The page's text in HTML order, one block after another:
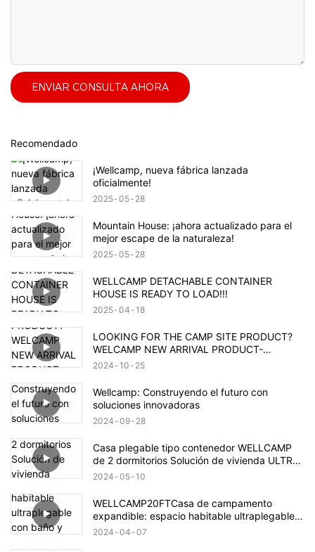
ENVIAR CONSULTA AHORA
Recomendado
¡Wellcamp, nueva fábrica lanzada
oficialmente!
2025 05 28
Mountain House: ¡ahora actualizado para el
mejor escape de la naturaleza!
2025 05 28
WELLCAMP DETACHABLE CONTAINER
HOUSE IS READY TO LOAD!!!
2025 04 18
LOOKING FOR THE CAMP SITE PRODUCT?
WELCAMP NEW ARRIVAL PRODUCT-
MOUNTAIN HOUSE!!!MEET YOUR NEED!!!
2024 10 25
Wellcamp: Construyendo el futuro con
soluciones innovadoras
2024 09 28
Casa plegable tipo contenedor WELLCAMP
de 2 dormitorios Solución de vivienda ULTRA
después de las inundaciones en Brasil
2024 05 10
WELLCAMP20FTCasa de campamento
expandible: espacio habitable ultraplegable
con baño y dos dormitorios, alojamiento en
2024 04 07